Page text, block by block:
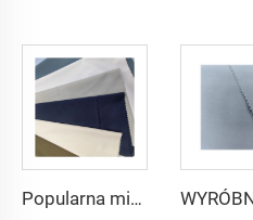
Popularna mikrofibrowa tkanina arabskiego thobe dla mężczyzn z wirującego poliestru tkanina toyobo koszula arabski thobe